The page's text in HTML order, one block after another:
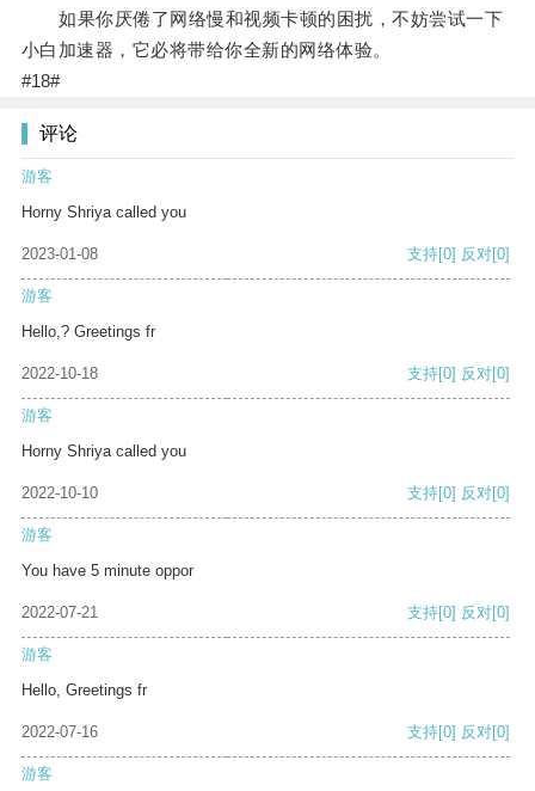
如果你厌倦了网络慢和视频卡顿的困扰，不妨尝试一下
小白加速器，它必将带给你全新的网络体验。
#18#
评论
游客
Horny Shriya called you
2023-01-08 支持[0] 反对[0]
游客
Hello,? Greetings fr
2022-10-18 支持[0] 反对[0]
游客
Horny Shriya called you
2022-10-10 支持[0] 反对[0]
游客
You have 5 minute oppor
2022-07-21 支持[0] 反对[0]
游客
Hello, Greetings fr
2022-07-16 支持[0] 反对[0]
游客